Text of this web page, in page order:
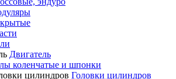
Двигатель
коленчатые и шпонки
цилиндров Головки цилиндров